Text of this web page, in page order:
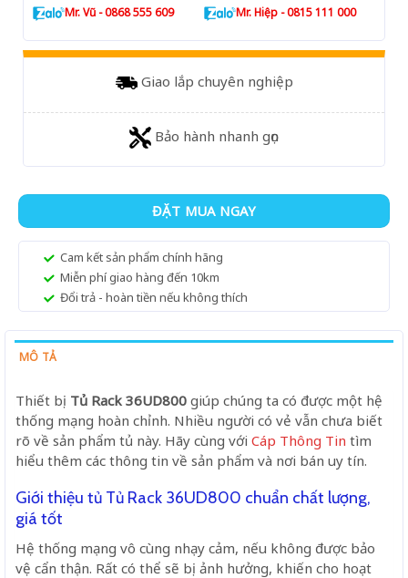
Mr. Vũ - 0868 555 609 Mr. Hiệp - 0815 111 000
Giao lắp chuyên nghiệp
Bảo hành nhanh gọn
ĐẶT MUA NGAY
Cam kết sản phẩm chính hãng
Miễn phí giao hàng đến 10km
Đổi trả - hoàn tiền nếu không thích
MÔ TẢ
Thiết bị Tủ Rack 36UD800 giúp chúng ta có được một hệ
thống mạng hoàn chỉnh. Nhiều người có vẻ vẫn chưa biết
rõ về sản phẩm tủ này. Hãy cùng với Cáp Thông Tin tìm
hiểu thêm các thông tin về sản phẩm và nơi bán uy tín.
Giới thiệu tủ Tủ Rack 36UD800 chuẩn chất lượng,
giá tốt
Hệ thống mạng vô cùng nhạy cảm, nếu không được bảo
vệ cẩn thận. Rất có thể sẽ bị ảnh hưởng, khiến cho hoạt